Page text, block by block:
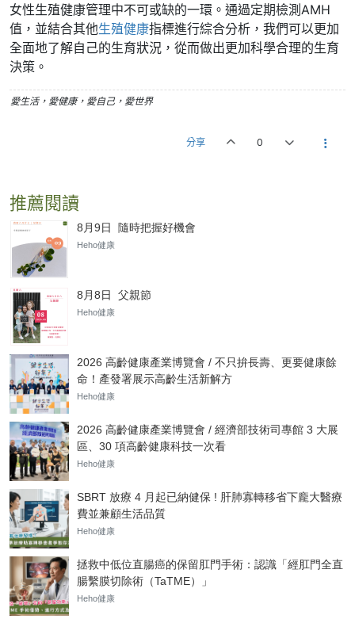
女性生殖健康管理中不可或缺的一環。通過定期檢測AMH
值，並結合其他生殖健康指標進行綜合分析，我們可以更加
全面地了解自己的生育狀況，從而做出更加科學合理的生育
決策。
愛生活，愛健康，愛自己，愛世界
分享 0
推薦閱讀